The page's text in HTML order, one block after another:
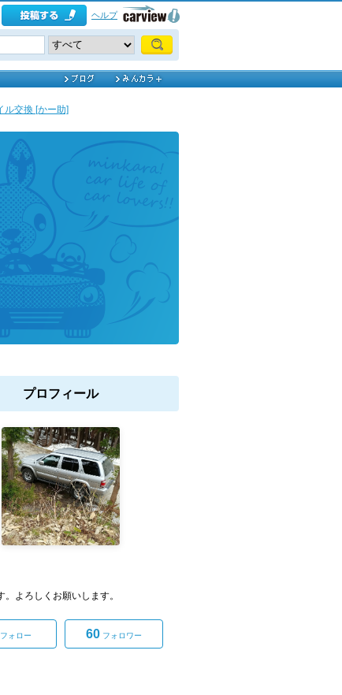
ヘルプ
ル交換 [かー助]
プロフィール
。よろしくお願いします。
フォロー 60 フォロワー